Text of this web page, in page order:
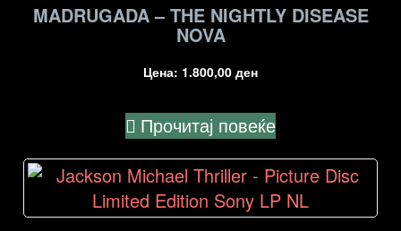
MADRUGADA – THE NIGHTLY DISEASE
NOVA
Цена: 1.800,00 ден
Прочитај повеќе